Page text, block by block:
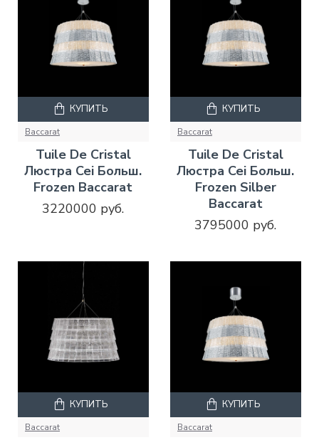
Baccarat
Tuile De Cristal
Люстра Cei Больш.
Frozen Baccarat
3220000 руб.
КУПИТЬ
Baccarat
Tuile De Cristal
Люстра Cei Больш.
Frozen Silber
Baccarat
3795000 руб.
КУПИТЬ
Baccarat
КУПИТЬ
Baccarat
КУПИТЬ